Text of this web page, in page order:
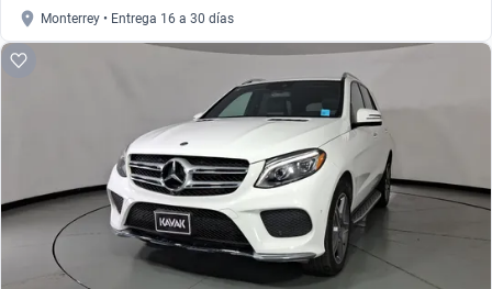
Monterrey • Entrega 16 a 30 días